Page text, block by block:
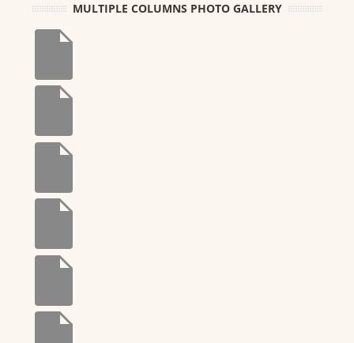
MULTIPLE COLUMNS PHOTO GALLERY